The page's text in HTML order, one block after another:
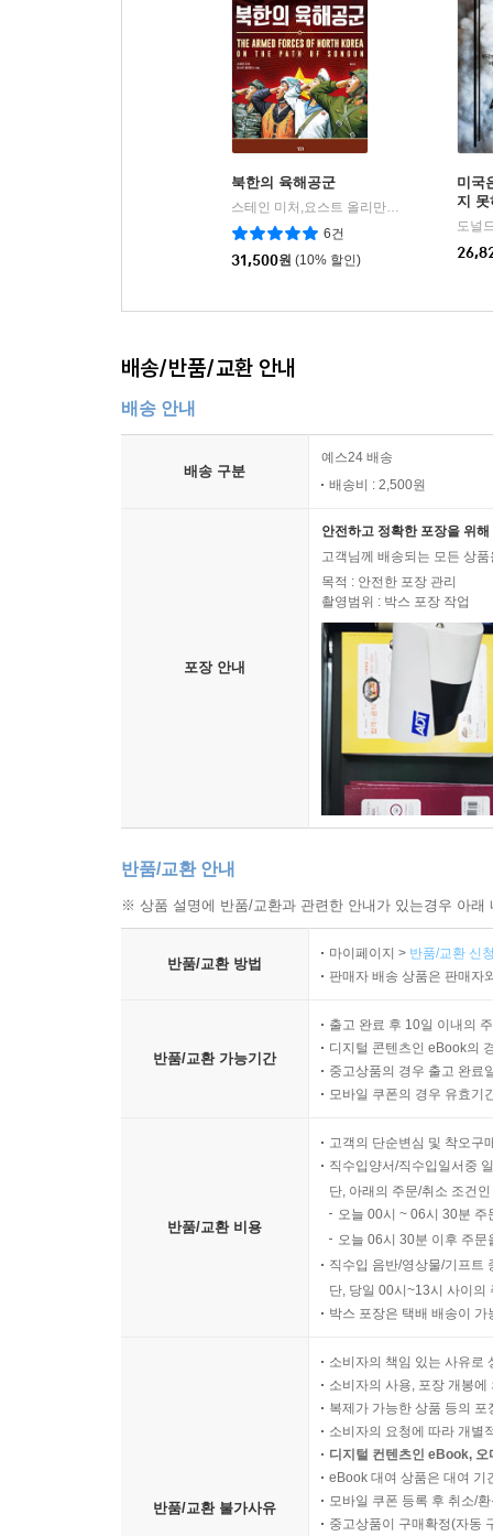
북한의 육해공군
스테인 미처,요스트 올리만스 저
블루픽
6건
31,500원 (10% 할인)
미국
지 못
배송/반품/교환 안내
배송 안내
배송 구분
예스24 배송
배송비 : 2,500원
포장 안내
안전하고 정확한 포장을 위
고객님께 배송되는 모든 상
목적 : 안전한 포장 관리
촬영범위 : 박스 포장 작업
반품/교환 안내
※ 상품 설명에 반품/교환과 관련한 안내가 있는경우 아
반품/교환 방법
마이페이지 > 반품/교환 신
판매자 배송 상품은 판매자
반품/교환 가능기간
출고 완료 후 10일 이내의
디지털 콘텐츠인 eBook의
중고상품의 경우 출고 완료
모바일 쿠폰의 경우 유효기
반품/교환 비용
고객의 단순변심 및 착오구
직수입양서/직수입일서중
단, 아래의 주문/취소 조건
오늘 00시 ~ 06시 30분
오늘 06시 30분 이후 주
직수입 음반/영상물/기프트
단, 당일 00시~13시 사이의
박스 포장은 택배 배송이
반품/교환 불가사유
소비자의 책임 있는 사유로
소비자의 사용, 포장 개봉
복제가 가능한 상품 등의
소비자의 요청에 따라 개별
디지털 컨텐츠인 eBook,
eBook 대여 상품은 대여 기
모바일 쿠폰 등록 후 취소/
중고상품이 구매확정(자동